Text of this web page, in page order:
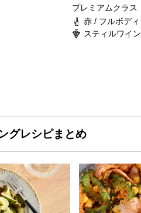
プレミアムクラス
赤 / フルボディ
スティルワイン
グレシピまとめ